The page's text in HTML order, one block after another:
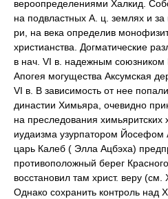
вероопределениями Халкид.
на подвластных А. ц. землях и
ри, на века определив
христианства. Догматические
в нач. VI в. надежным союзником
Апогея могущества Аксумская
VI в. В зависимость от нее
династии Химьяра, очевидно
на преследования
иудаизма узурпатором Йосефом
царь Калеб ( Элла Ацбэха)
противоположный берег
восстановил там христ. веру
Однако сохранить контроль над